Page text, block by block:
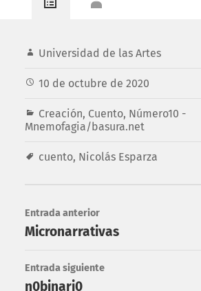
Universidad de las Artes
10 de octubre de 2020
Creación, Cuento, Número10 -
Mnemofagia/basura.net
cuento, Nicolás Esparza
Entrada anterior
Micronarrativas
Entrada siguiente
n0binari0